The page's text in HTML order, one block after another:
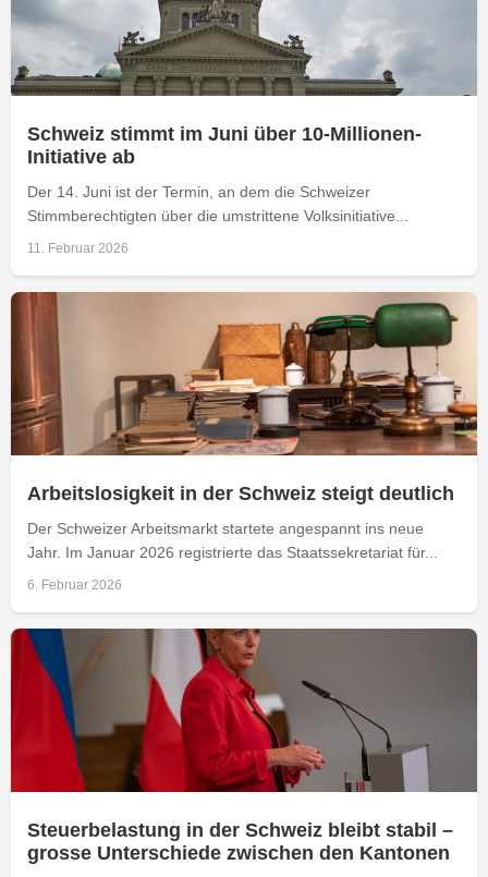
Schweiz stimmt im Juni über 10-Millionen-
Initiative ab
Der 14. Juni ist der Termin, an dem die Schweizer
Stimmberechtigten über die umstrittene Volksinitiative...
11. Februar 2026
Arbeitslosigkeit in der Schweiz steigt deutlich
Der Schweizer Arbeitsmarkt startete angespannt ins neue
Jahr. Im Januar 2026 registrierte das Staatssekretariat für...
6. Februar 2026
Steuerbelastung in der Schweiz bleibt stabil –
grosse Unterschiede zwischen den Kantonen